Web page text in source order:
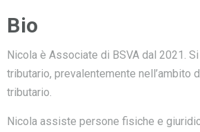
Bio
Nicola è Associate di BSVA dal 2021.
tributario, prevalentemente nell’ambito
tributario.
Nicola assiste persone fisiche e